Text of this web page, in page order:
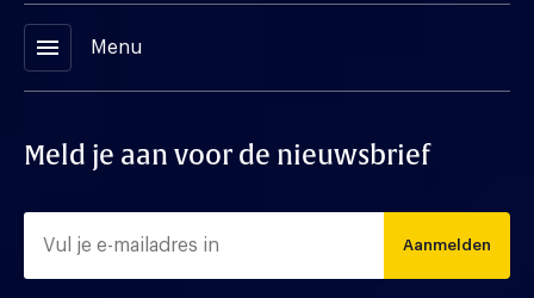
menu Menu
Meld je aan voor de nieuwsbrief
Aanmelden